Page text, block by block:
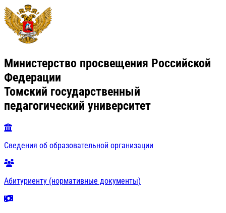
Министерство просвещения Российской
Федерации
Томский государственный
педагогический университет
Сведения об образовательной организации
Абитуриенту (нормативные документы)